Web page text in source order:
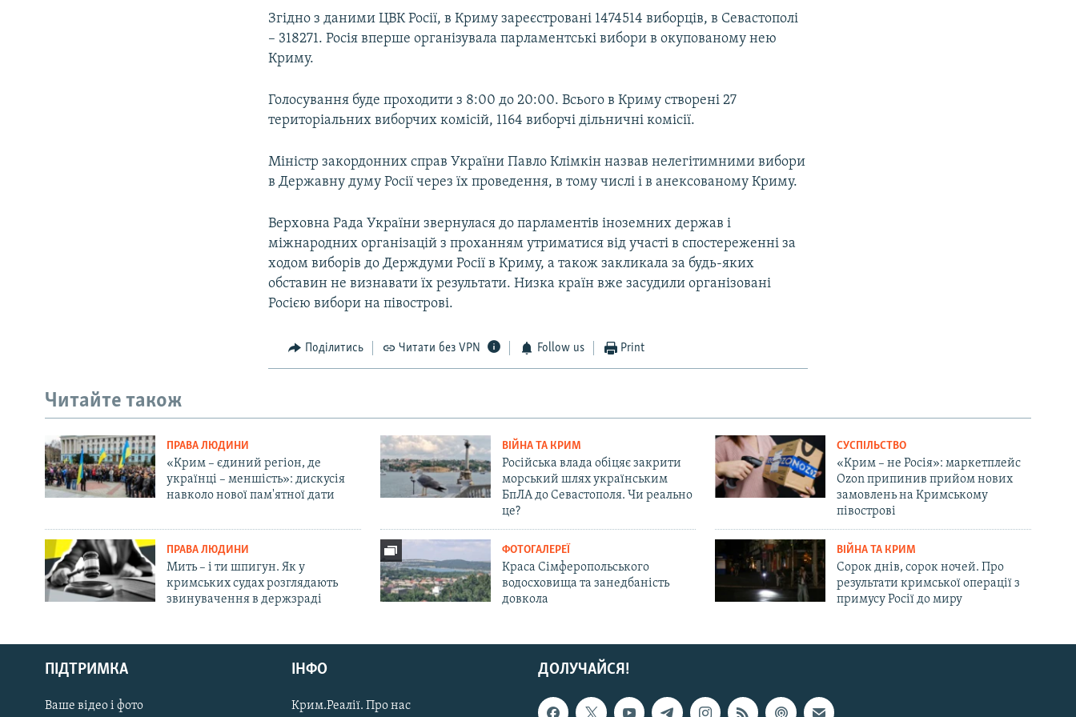
Русский
Qırımtatar
ДОЛУЧАЙСЯ!
Згідно з даними ЦВК Росії, в Криму зареєстровані 1474514 виборців, в Севастополі
– 318271. Росія вперше організувала парламентські вибори в окупованому нею
Криму.
Голосування буде проходити з 8:00 до 20:00. Всього в Криму створені 27
територіальних виборчих комісій, 1164 виборчі дільничні комісії.
Міністр закордонних справ України Павло Клімкін назвав нелегітимними вибори
в Державну думу Росії через їх проведення, в тому числі і в анексованому Криму.
Верховна Рада України звернулася до парламентів іноземних держав і
міжнародних організацій з проханням утриматися від участі в спостереженні за
ходом виборів до Держдуми Росії в Криму, а також закликала за будь-яких
обставин не визнавати їх результати. Низка країн вже засудили організовані
Росією вибори на півострові.
Поділитись Читати без VPN Follow us Print
Читайте також
ПРАВА ЛЮДИНИ
«Крим – єдиний регіон, де
українці – меншість»: дискусія
навколо нової пам'ятної дати
ВІЙНА ТА КРИМ
Російська влада обіцяє закрити
морський шлях українським
БпЛА до Севастополя. Чи реально
це?
СУСПІЛЬСТВО
«Крим – не Росія»: маркетплейс
Ozon припинив прийом нових
замовлень на Кримському
півострові
ПРАВА ЛЮДИНИ
Мить – і ти шпигун. Як у
кримських судах розглядають
звинувачення в держзраді
ФОТОГАЛЕРЕЇ
Краса Сімферопольського
водосховища та занедбаність
довкола
ВІЙНА ТА КРИМ
Сорок днів, сорок ночей. Про
результати кримської операції з
примусу Росії до миру
ДОЛУЧАЙСЯ!
ПІДТРИМКА
Ваше відео і фото
ІНФО
Крим.Реалії. Про нас